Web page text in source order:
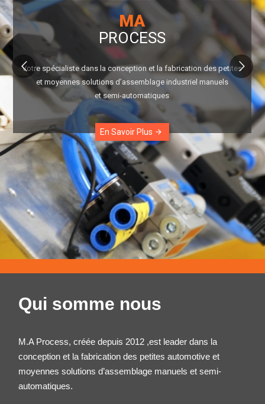
MA
PROCESS
Votre spécialiste dans la conception et la fabrication des petites
et moyennes solutions d’assemblage industriel manuels
et semi-automatiques
En Savoir Plus arrow_forward
Qui somme nous
M.A Process, créée depuis 2012 ,est leader dans la
conception et la fabrication des petitesautomotive et
moyennes solutions d’assemblage manuels et semi-
automatiques.